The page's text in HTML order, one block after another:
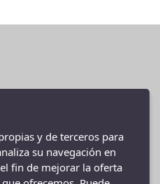
y de terceros para
su navegación en
fin de mejorar la oferta